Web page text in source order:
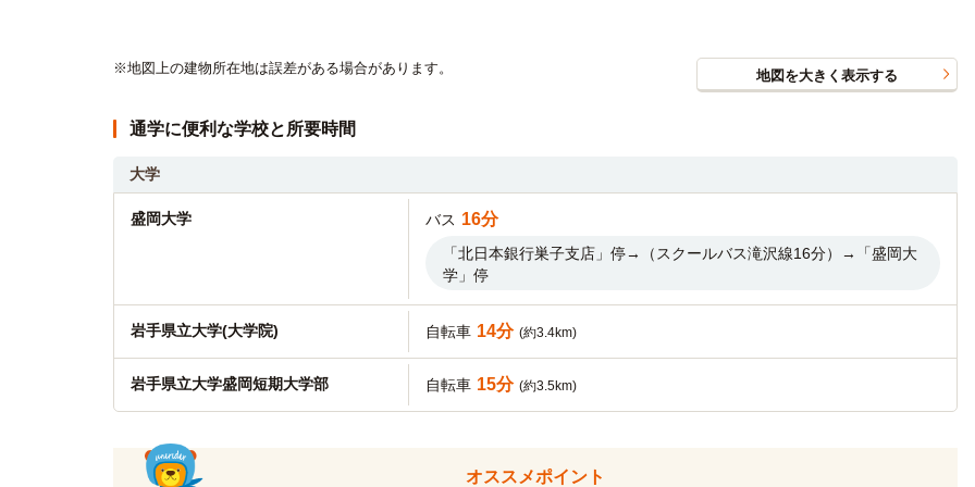
※地図上の建物所在地は誤差がある場合があります。 地図を大きく表示する
通学に便利な学校と所要時間
大学
盛岡大学 バス 16分
「北日本銀行巣子支店」停→（スクールバス滝沢線16分）→「盛岡大
学」停
岩手県立大学(大学院) 自転車 14分 (約3.4km)
岩手県立大学盛岡短期大学部 自転車 15分 (約3.5km)
オススメポイント